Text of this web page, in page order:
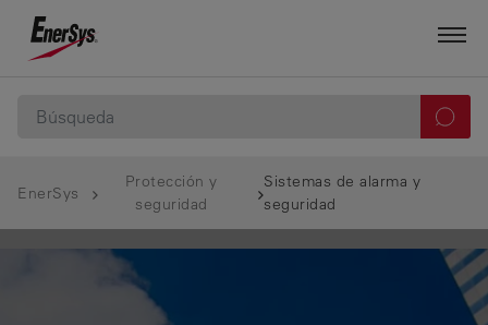
EnerSys
Protección y
seguridad
Sistemas de alarma y
seguridad